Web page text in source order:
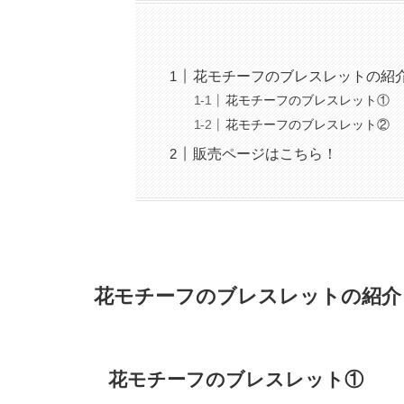
花モチーフのブレスレットの紹
花モチーフのブレスレット①
花モチーフのブレスレット②
販売ページはこちら！
花モチーフのブレスレットの紹介
花モチーフのブレスレット①